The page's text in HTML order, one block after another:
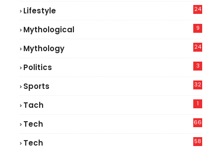
Lifestyle
24
Mythological 9
Mythology 24
Politics 3
Sports 32
Tach 1
Tech
66
Tech
58